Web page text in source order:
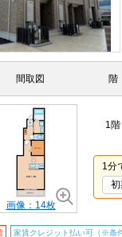
間取図 階
画像：14枚
1階
1分
初
家賃クレジット払い可（※条